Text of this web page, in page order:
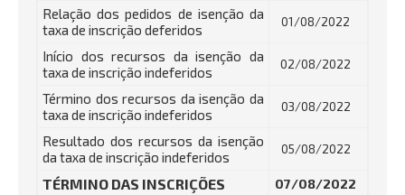
Relação dos pedidos de isenção da
taxa de inscrição deferidos
01/08/2022
Início dos recursos da isenção da
taxa de inscrição indeferidos
02/08/2022
Término dos recursos da isenção da
taxa de inscrição indeferidos
03/08/2022
Resultado dos recursos da isenção
da taxa de inscrição indeferidos
05/08/2022
TÉRMINO DAS INSCRIÇÕES 07/08/2022